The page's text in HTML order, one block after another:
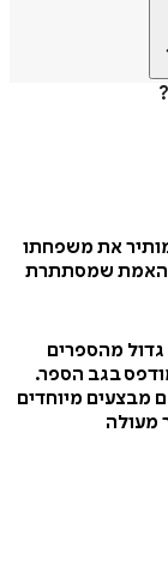
מותיר את משפחתו
האמת שמסתתרת
גדול מהספרים
בגב הספר.
מבצעים מיוחדים
מעולה